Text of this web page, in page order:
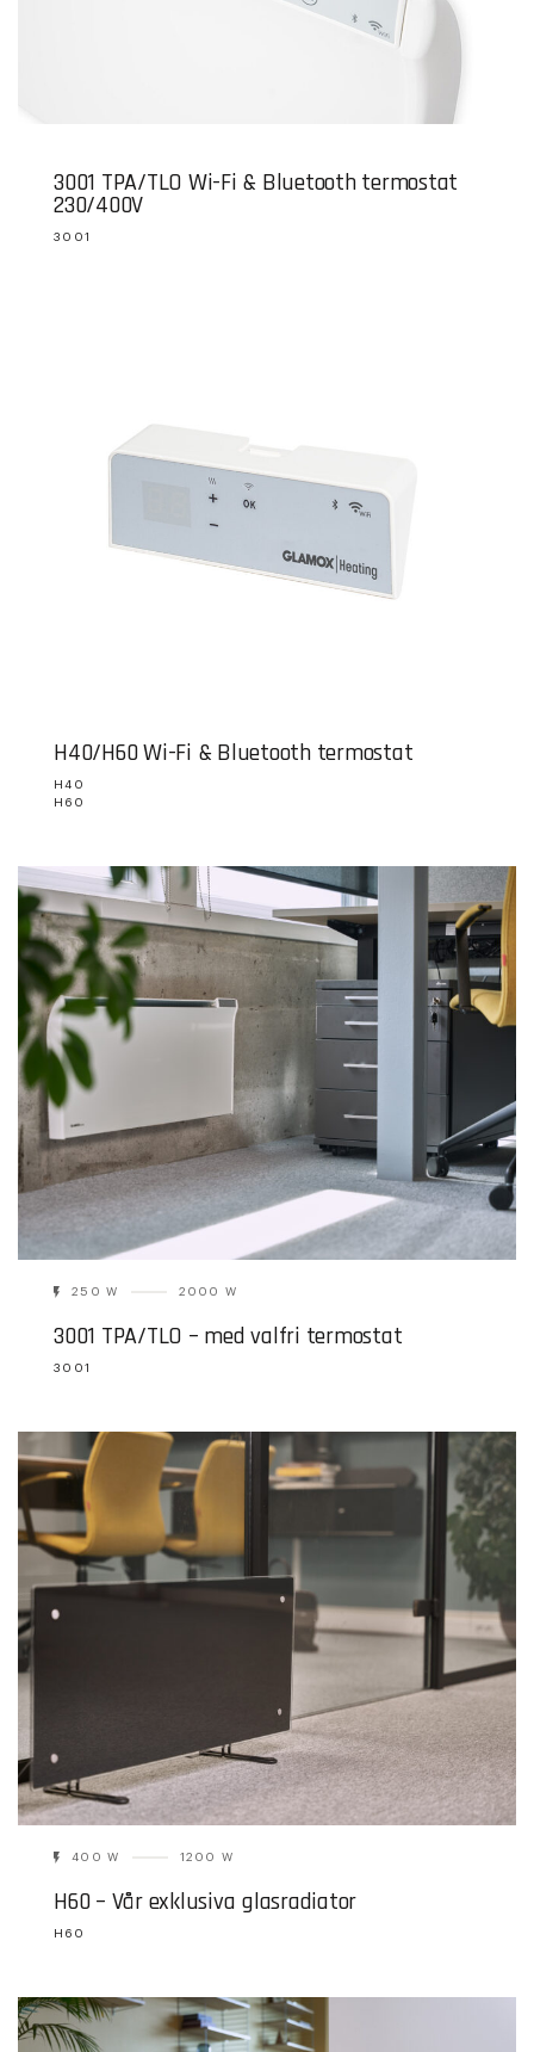
3001 TPA/TLO Wi-Fi & Bluetooth termostat
230/400V
3001
H40/H60 Wi-Fi & Bluetooth termostat
H40
H60
250 W 2000 W
3001 TPA/TLO – med valfri termostat
3001
400 W 1200 W
H60 – Vår exklusiva glasradiator
H60